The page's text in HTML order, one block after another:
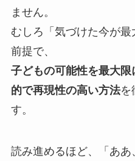
ません。
むしろ「気づけた今が
前提で、
子どもの可能性を最大
的で再現性の高い方法を
す。
読み進めるほど、「ああ